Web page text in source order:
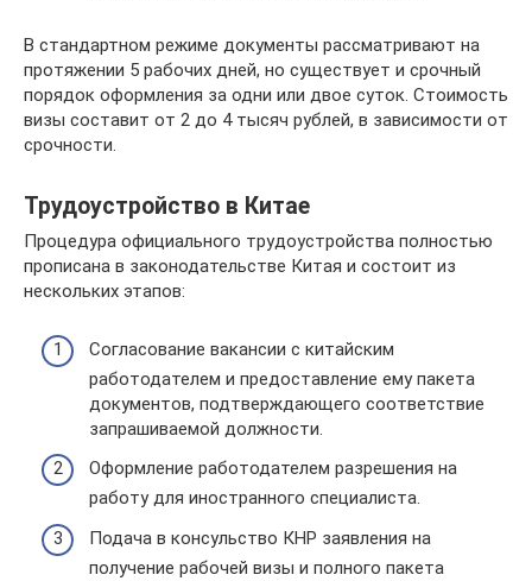
В стандартном режиме документы рассматривают на
протяжении 5 рабочих дней, но существует и срочный
порядок оформления за одни или двое суток. Стоимость
визы составит от 2 до 4 тысяч рублей, в зависимости от
срочности.
Трудоустройство в Китае
Процедура официального трудоустройства полностью
прописана в законодательстве Китая и состоит из
нескольких этапов:
Согласование вакансии с китайским
работодателем и предоставление ему пакета
документов, подтверждающего соответствие
запрашиваемой должности.
Оформление работодателем разрешения на
работу для иностранного специалиста.
Подача в консульство КНР заявления на
получение рабочей визы и полного пакета